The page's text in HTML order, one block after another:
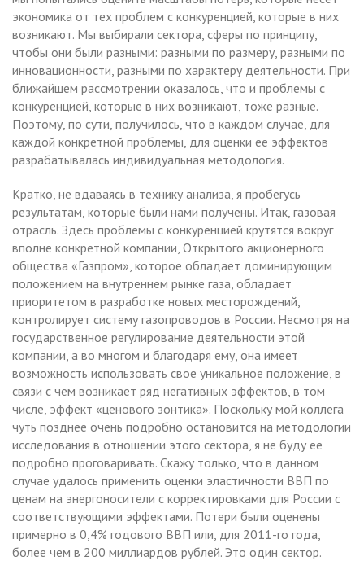
экономика от тех проблем с конкуренцией, которые в них
возникают. Мы выбирали сектора, сферы по принципу,
чтобы они были разными: разными по размеру, разными по
инновационности, разными по характеру деятельности. При
ближайшем рассмотрении оказалось, что и проблемы с
конкуренцией, которые в них возникают, тоже разные.
Поэтому, по сути, получилось, что в каждом случае, для
каждой конкретной проблемы, для оценки ее эффектов
разрабатывалась индивидуальная методология.
Кратко, не вдаваясь в технику анализа, я пробегусь
результатам, которые были нами получены. Итак, газовая
отрасль. Здесь проблемы с конкуренцией крутятся вокруг
вполне конкретной компании, Открытого акционерного
общества «Газпром», которое обладает доминирующим
положением на внутреннем рынке газа, обладает
приоритетом в разработке новых месторождений,
контролирует систему газопроводов в России. Несмотря на
государственное регулирование деятельности этой
компании, а во многом и благодаря ему, она имеет
возможность использовать свое уникальное положение, в
связи с чем возникает ряд негативных эффектов, в том
числе, эффект «ценового зонтика». Поскольку мой коллега
чуть позднее очень подробно остановится на методологии
исследования в отношении этого сектора, я не буду ее
подробно проговаривать. Скажу только, что в данном
случае удалось применить оценки эластичности ВВП по
ценам на энергоносители с корректировками для России с
соответствующими эффектами. Потери были оценены
примерно в 0,4% годового ВВП или, для 2011-го года,
более чем в 200 миллиардов рублей. Это один сектор.